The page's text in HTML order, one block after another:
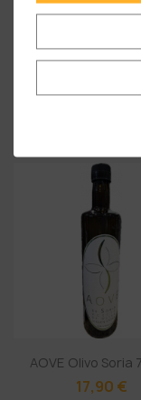
PACK 2 ACEITE
DE...
AOVE Olivo Soria
17,90 €